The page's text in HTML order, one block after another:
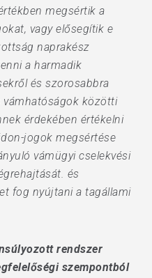
megsértik a
vagy elősegítik e
naprakész
a harmadik
és szorosabbra
közötti
érdekében értékelni
jogok megsértése
vámügyi cselekvési
és
fog nyújtani a tagállami
rendszer
szempontból